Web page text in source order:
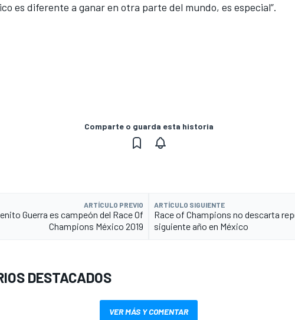
es diferente a ganar en otra parte del mundo, es especial”.
Comparte o guarda esta historia
ARTÍCULO PREVIO
Guerra es campeón del Race Of
Champions México 2019
ARTÍCULO SIGUIENTE
Race of Champions no descarta
siguiente año en México
DESTACADOS
VER MÁS Y COMENTAR